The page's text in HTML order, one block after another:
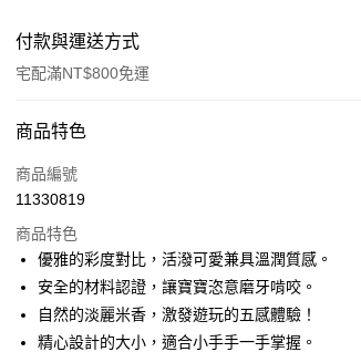
付款與運送方式
宅配滿NT$800免運
付款方式
信用卡一次付款
Apple Pay
大哥付你分期
相關說明
【大哥付你分期使用說明】
商品特色
商品編號
11330819
商品特色
優雅的彩度對比，活潑可愛兼具溫潤質感。
安全的材料認證，讓寶寶恣意磨牙啃咬。
自然的淡麗米香，激發遊玩的五感體驗！
精心設計的大小，適合小手手一手掌握。